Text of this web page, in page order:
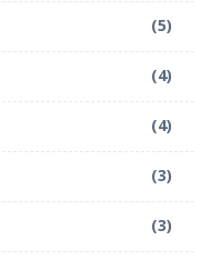
(5)
(4)
(4)
(3)
(3)